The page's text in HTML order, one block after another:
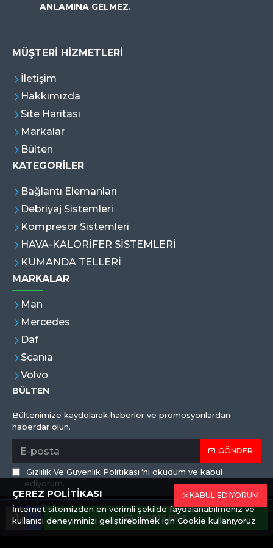
SEPETE EKLE
ANLAMINA GELMEZ.
MÜŞTERI HIZMETLERI
İletişim
Hakkımızda
Site Haritası
Markalar
Bülten
KATEGORİLER
Bağlantı Elemanları
Debriyaj Sistemleri
Kompresör Sistemleri
HAVA-KALORİFER SİSTEMLERİ
KUMANDA TELLERİ
MARKALAR
Man
Mercedes
Daf
Scanıa
Volvo
BÜLTEN
Bültenimize kaydolarak haberler ve promosyonlardan
haberdar olun.
GÖNDER
Gizlilik Ve Güvenlik Politikası 'ni okudum ve kabul
ediyorum.
Copyright © 2019,Eren Hortum, Tüm Hakları Saklıdır
KABUL EDİYORUM
ÇEREZ POLİTİKASI
İnternet sitemizden en verimli şekilde faydalanabilmeniz ve
kullanıcı deneyiminizi geliştirebilmek için Cookie kullanıyoruz